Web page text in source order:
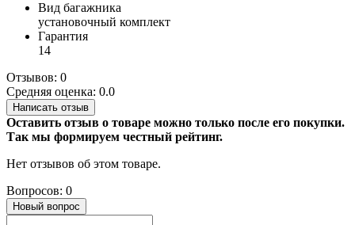
Вид багажника
установочный комплект
Гарантия
14
Отзывов: 0
Средняя оценка: 0.0
Написать отзыв
Оставить отзыв о товаре можно только после его покупки.
Так мы формируем честный рейтинг.
Нет отзывов об этом товаре.
Вопросов: 0
Новый вопрос